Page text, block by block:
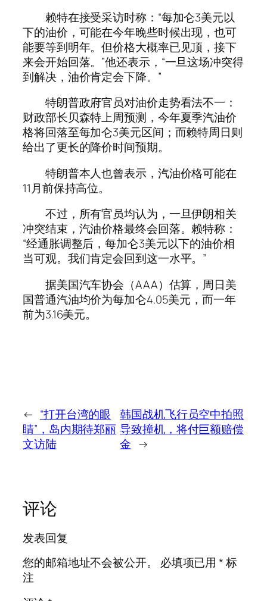
赖特在接受采访时称：“每加仑3美元以
下的油价，可能在今年晚些时候出现，也可
能要等到明年。但价格大概率已见顶，接下
来会开始回落。”他还表示，“一旦这场冲突得
到解决，油价肯定会下降。”
特朗普政府官员对油价走势看法不一：
财政部长贝森特上周预测，今年夏季汽油价
格将回落至每加仑3美元区间；而赖特周日则
给出了更长的降价时间预期。
特朗普本人也曾表示，汽油价格可能在
11月前保持高位。
不过，所有官员均认为，一旦伊朗相关
冲突结束，汽油价格最终会回落。赖特称：
“经通胀调整后，每加仑3美元以下的油价相
当可观。我们肯定会回到这一水平。”
据美国汽车协会（AAA）估算，周日美
国普通汽油均价为每加仑4.05美元，而一年
前为3.16美元。
← “打开台湾的眼
睛”，岛内期待郑丽
文访陆
韩国战机飞行员空中拍照
导致撞机，将付巨额赔偿
金 →
评论
发表回复
您的邮箱地址不会被公开。
必填项已用*标
注